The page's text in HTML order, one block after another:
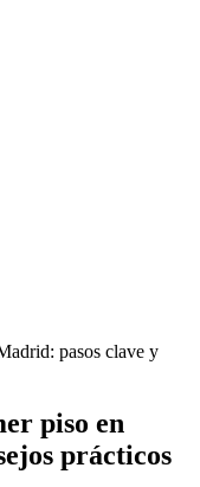
pasos clave y
piso en
prácticos